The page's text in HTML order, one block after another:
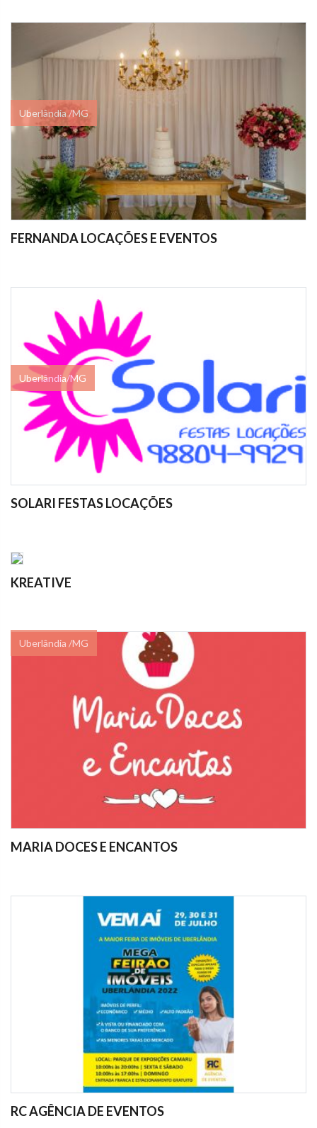
Uberlândia /MG
FERNANDA LOCAÇÕES E EVENTOS
Uberlândia/MG
SOLARI FESTAS LOCAÇÕES
Uberlândia /MG
KREATIVE
MARIA DOCES E ENCANTOS
RC AGÊNCIA DE EVENTOS